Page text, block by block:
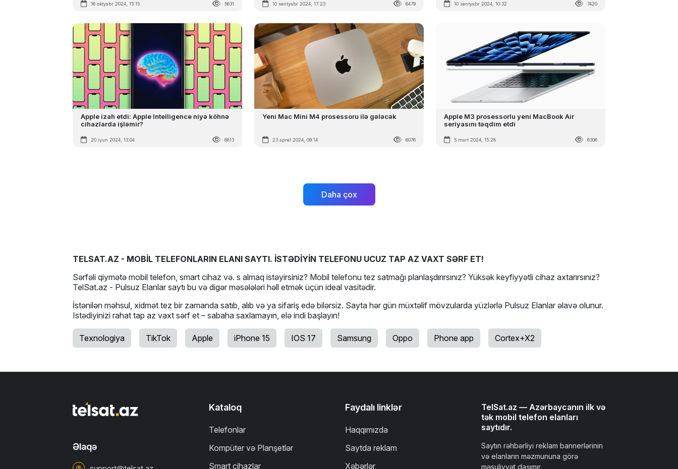
16 oktyabr 2024, 15:15 5631 10 sentyabr 2024, 17:23 6479 10 sentyabr 2024, 10:32 7420
Apple izah etdi: Apple Intelligence niyə köhnə
cihazlarda işləmir?
20 iyun 2024, 13:04 6813
Yeni Mac Mini M4 prosessoru ilə gələcək
23 aprel 2024, 09:14 6076
Apple M3 prosessorlu yeni MacBook Air
seriyasını təqdim etdi
5 mart 2024, 15:28 6306
Daha çox
TELSAT.AZ - MOBİL TELEFONLARIN ELANI SAYTI. İSTƏDİYİN TELEFONU UCUZ TAP AZ VAXT SƏRF ET!
Sərfəli qiymətə mobil telefon, smart cihaz və. s almaq istəyirsiniz? Mobil telefonu tez satmağı planlaşdırırsınız? Yüksək keyfiyyətli cihaz axtarırsınız?
TelSat.az - Pulsuz Elanlar saytı bu və digər məsələləri həll etmək üçün ideal vasitədir.
İstənilən məhsul, xidmət tez bir zamanda satıb, alıb və ya sifariş edə bilərsiz. Sayta hər gün müxtəlif mövzularda yüzlərlə Pulsuz Elanlar əlavə olunur.
Istədiyinizi rahat tap az vaxt sərf et – sabaha saxlamayın, elə indi başlayın!
Texnologiya TikTok Apple iPhone 15 IOS 17 Samsung Oppo Phone app Cortex+X2
Əlaqə
Kataloq
Telefonlar
Kompüter və Planşetlər
Smart cihazlar
Faydalı linklər
Haqqımızda
Saytda reklam
Xəbərlər
TelSat.az — Azərbaycanın ilk və
tək mobil telefon elanları
saytıdır.
Saytın rəhbərliyi reklam bannerlərinin
və elanların məzmununa görə
məsuliyyət daşımır.